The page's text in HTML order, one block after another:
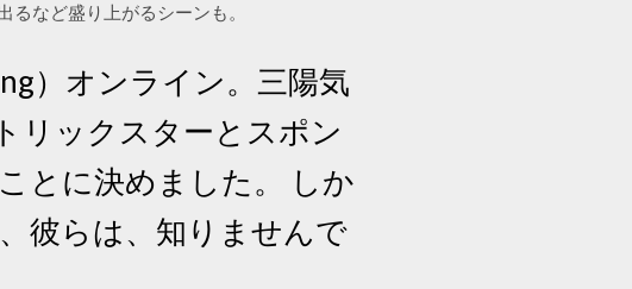
など盛り上がるシーンも。
）オンライン。三陽気
リックスターとスポン
とに決めました。 しか
彼らは、知りませんで